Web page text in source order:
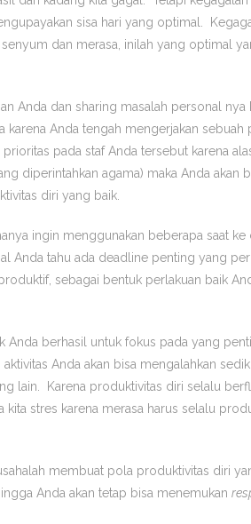
sisa hari yang optimal.
dan merasa, inilah yang optimal
Anda dan sharing masalah personal nya
karena Anda tengah mengerjakan sebuah
pada staf Anda tersebut karena
diperintahkan agama) maka Anda akan
diri yang baik.
ingin menggunakan beberapa saat ke
Anda tahu ada deadline penting yang
sebagai bentuk perlakuan baik
Anda berhasil untuk fokus pada yang
Anda akan bisa mengalahkan
lain. Karena produktivitas diri selalu
stres karena merasa harus selalu
membuat pola produktivitas diri
Anda akan tetap bisa menemukan